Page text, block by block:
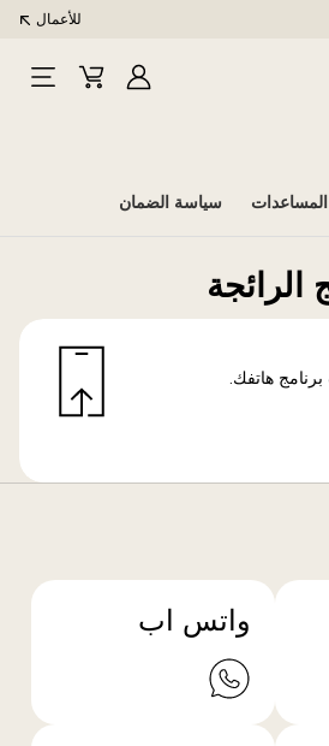
للأعمال
تسجيلCart
Open
المساعدات سياسة الضمان
الرائجة
هاتفك.
واتس اب